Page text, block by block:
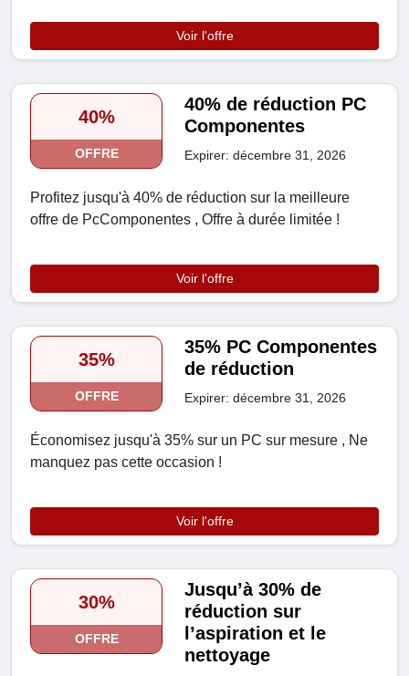
Voir l'offre
40%
OFFRE
40% de réduction PC
Componentes
Expirer: décembre 31, 2026
Profitez jusqu'à 40% de réduction sur la meilleure
offre de PcComponentes , Offre à durée limitée !
Voir l'offre
35%
OFFRE
35% PC Componentes
de réduction
Expirer: décembre 31, 2026
Économisez jusqu'à 35% sur un PC sur mesure , Ne
manquez pas cette occasion !
Voir l'offre
30%
OFFRE
Jusqu’à 30% de
réduction sur
l’aspiration et le
nettoyage